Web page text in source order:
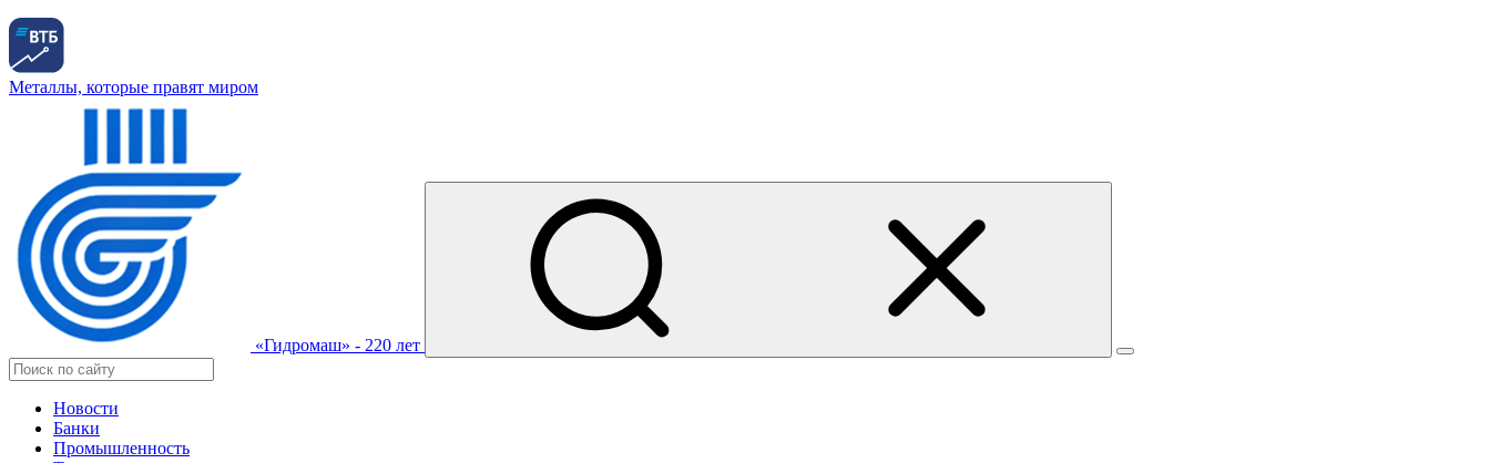
Металлы, которые правят миром
«Гидромаш» - 220 лет
Новости
Банки
Промышленность